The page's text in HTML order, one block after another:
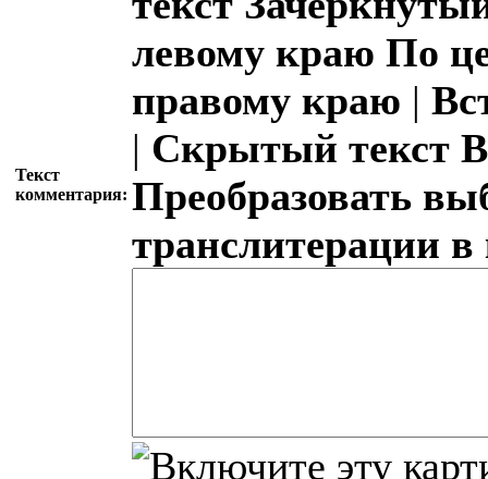
Текст
комментария:
левому краю По
правому краю |
| Скрытый текст
Преобразовать
транслитерации